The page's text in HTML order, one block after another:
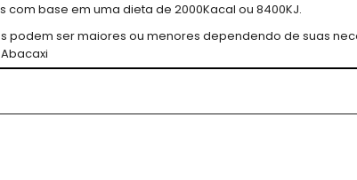
com base em uma dieta de 2000Kacal ou 8400KJ.
podem ser maiores ou menores dependendo de suas